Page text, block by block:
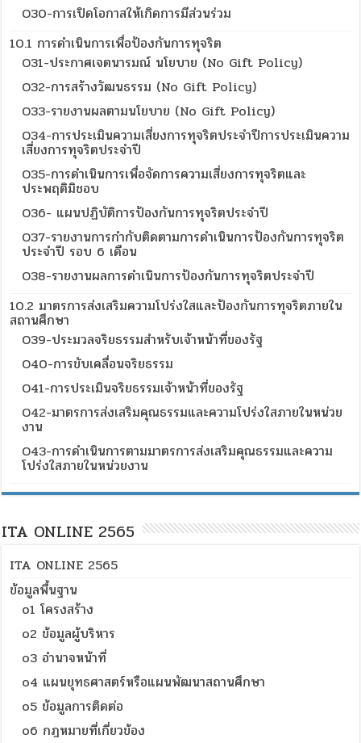
O30-การเปิดโอกาสให้เกิดการมีส่วนร่วม
10.1 การดำเนินการเพื่อป้องกันการทุจริต
O31-ประกาศเจตนารมณ์ นโยบาย (No Gift Policy)
O32-การสร้างวัฒนธรรม (No Gift Policy)
O33-รายงานผลตามนโยบาย (No Gift Policy)
O34-การประเมินความเสี่ยงการทุจริตประจำปีการประเมินความ
เสี่ยงการทุจริตประจำปี
O35-การดำเนินการเพื่อจัดการความเสี่ยงการทุจริตและ
ประพฤติมิชอบ
O36- แผนปฏิบัติการป้องกันการทุจริตประจำปี
O37-รายงานการกำกับติดตามการดำเนินการป้องกันการทุจริต
ประจำปี รอบ 6 เดือน
O38-รายงานผลการดำเนินการป้องกันการทุจริตประจำปี
10.2 มาตรการส่งเสริมความโปร่งใสและป้องกันการทุจริตภายใน
สถานศึกษา
O39-ประมวลจริยธรรมสำหรับเจ้าหน้าที่ของรัฐ
O40-การขับเคลื่อนจริยธรรม
O41-การประเมินจริยธรรมเจ้าหน้าที่ของรัฐ
O42-มาตรการส่งเสริมคุณธรรมและความโปร่งใสภายในหน่วย
งาน
O43-การดำเนินการตามมาตรการส่งเสริมคุณธรรมและความ
โปร่งใสภายในหน่วยงาน
ITA ONLINE 2565
ITA ONLINE 2565
ข้อมูลพื้นฐาน
o1 โครงสร้าง
o2 ข้อมูลผู้บริหาร
o3 อำนาจหน้าที่
o4 แผนยุทธศาสตร์หรือแผนพัฒนาสถานศึกษา
o5 ข้อมูลการติดต่อ
o6 กฎหมายที่เกี่ยวข้อง